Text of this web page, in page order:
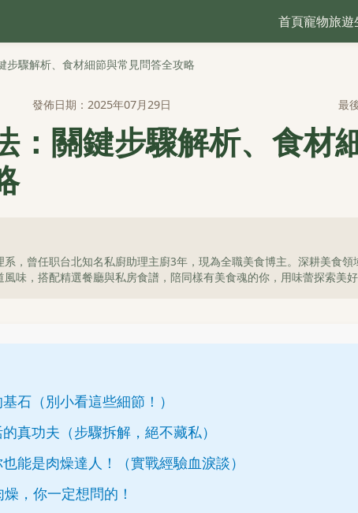
首頁寵物旅遊
步驟解析、食材細節與常見問答全攻略
發佈日期：2025年07月29日 最
：關鍵步驟解析、食材
，曾任职台北知名私廚助理主廚3年，現為全職美食博主。深耕美食
味，搭配精選餐廳與私房食譜，陪同樣有美食魂的你，用味蕾探索美好
石（別小看這些細節！）
真功夫（步驟拆解，絕不藏私）
能是肉燥達人！（實戰經驗血淚談）
，你一定想問的！